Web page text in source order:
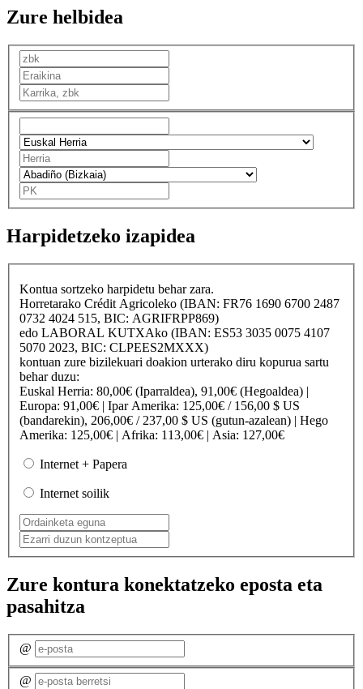
Zure helbidea
Harpidetzeko izapidea
Kontua sortzeko harpidetu behar zara.
Horretarako Crédit Agricoleko (IBAN: FR76 1690 6700 2487
0732 4024 515, BIC: AGRIFRPP869)
edo LABORAL KUTXAko (IBAN: ES53 3035 0075 4107
5070 2023, BIC: CLPEES2MXXX)
kontuan zure bizilekuari doakion urterako diru kopurua sartu
behar duzu:
Euskal Herria: 80,00€ (Iparraldea), 91,00€ (Hegoaldea) |
Europa: 91,00€ | Ipar Amerika: 125,00€ / 156,00 $ US
(bandarekin), 206,00€ / 237,00 $ US (gutun-azalean) | Hego
Amerika: 125,00€ | Afrika: 113,00€ | Asia: 127,00€
Internet + Papera
Internet soilik
Zure kontura konektatzeko eposta eta
pasahitza
@
@